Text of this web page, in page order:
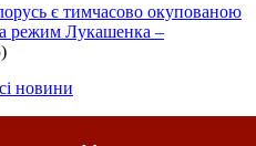
є тимчасово окупованою
режим Лукашенка –
новини